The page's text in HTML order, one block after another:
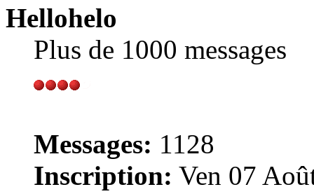
Hellohelo
Plus de 1000 messages
Messages: 1128
Inscription: Ven 07